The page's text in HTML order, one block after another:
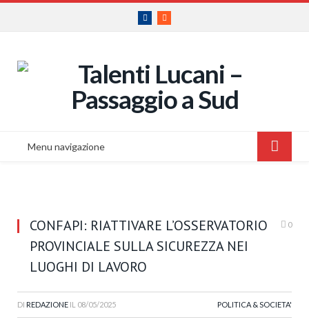
Facebook
RSS
Menu navigazione
CONFAPI: RIATTIVARE L’OSSERVATORIO
PROVINCIALE SULLA SICUREZZA NEI
LUOGHI DI LAVORO
0
DI REDAZIONE IL 08/05/2025 POLITICA & SOCIETA'